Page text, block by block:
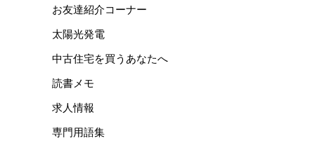
お友達紹介コーナー
太陽光発電
中古住宅を買うあなたへ
読書メモ
求人情報
専門用語集